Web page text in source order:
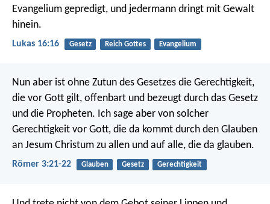
Evangelium gepredigt, und jedermann dringt mit Gewalt
hinein.
Lukas 16:16 Gesetz Reich Gottes Evangelium
Nun aber ist ohne Zutun des Gesetzes die Gerechtigkeit,
die vor Gott gilt, offenbart und bezeugt durch das Gesetz
und die Propheten. Ich sage aber von solcher
Gerechtigkeit vor Gott, die da kommt durch den Glauben
an Jesum Christum zu allen und auf alle, die da glauben.
Römer 3:21-22 Glauben Gesetz Gerechtigkeit